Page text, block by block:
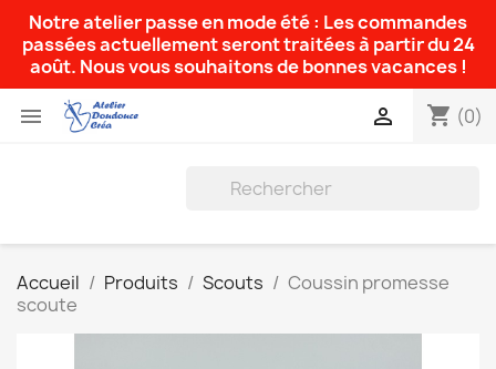
Notre atelier passe en mode été : Les commandes
passées actuellement seront traitées à partir du 24
août. Nous vous souhaitons de bonnes vacances !
 shopping_cart (0)

Accueil Produits Scouts
Coussin promesse
scoute